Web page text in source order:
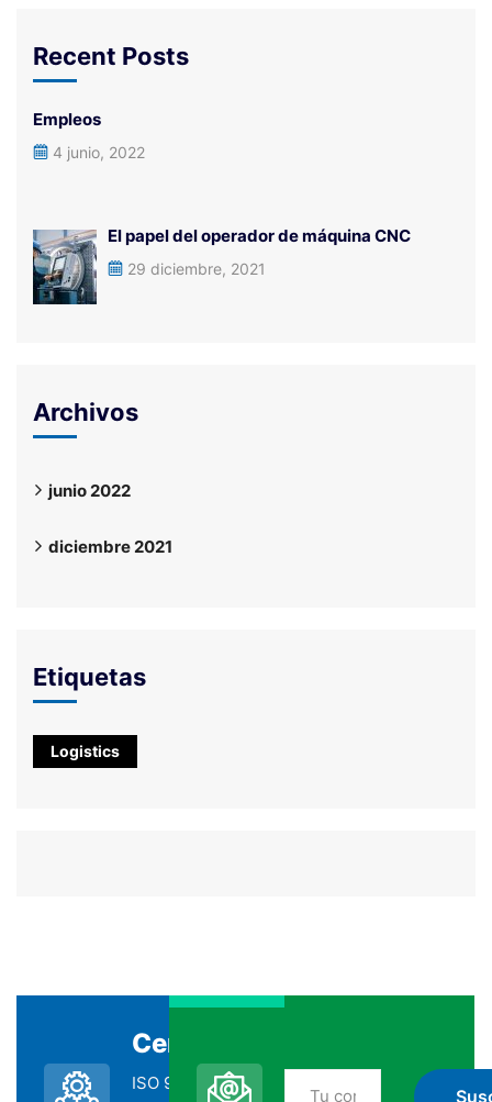
Recent Posts
Empleos
4 junio, 2022
El papel del operador de máquina CNC
29 diciembre, 2021
Archivos
junio 2022
diciembre 2021
Etiquetas
Logistics
Certificada
ISO 9001:2015
No te pierdas nada